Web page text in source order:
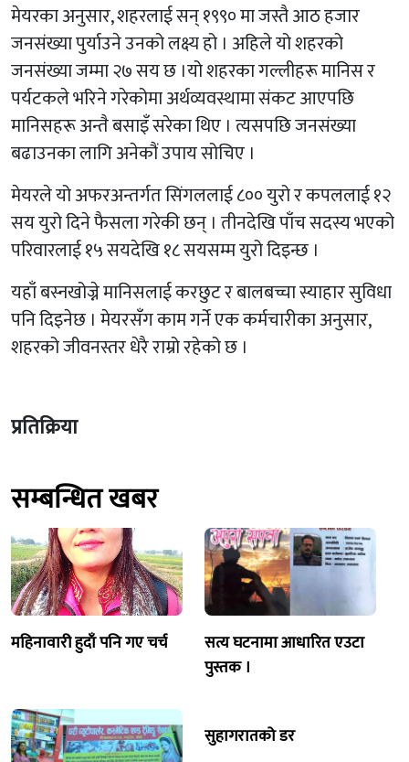
मेयरका अनुसार, शहरलाई सन् १९९० मा जस्तै आठ हजार
जनसंख्या पुर्याउने उनको लक्ष्य हो । अहिले यो शहरको
जनसंख्या जम्मा २७ सय छ ।यो शहरका गल्लीहरू मानिस र
पर्यटकले भरिने गरेकोमा अर्थव्यवस्थामा संकट आएपछि
मानिसहरू अन्तै बसाइँ सरेका थिए । त्यसपछि जनसंख्या
बढाउनका लागि अनेकौं उपाय सोचिए ।
मेयरले यो अफरअन्तर्गत सिंगललाई ८०० युरो र कपललाई १२
सय युरो दिने फैसला गरेकी छन् । तीनदेखि पाँच सदस्य भएको
परिवारलाई १५ सयदेखि १८ सयसम्म युरो दिइन्छ ।
यहाँ बस्नखोज्ने मानिसलाई करछुट र बालबच्चा स्याहार सुविधा
पनि दिइनेछ । मेयरसँग काम गर्ने एक कर्मचारीका अनुसार,
शहरको जीवनस्तर धेरै राम्रो रहेको छ ।
प्रतिक्रिया
सम्बन्धित खबर
महिनावारी हुदाँ पनि गए चर्च
सत्य घटनामा आधारित एउटा
पुस्तक ।
सुहागरातको डर